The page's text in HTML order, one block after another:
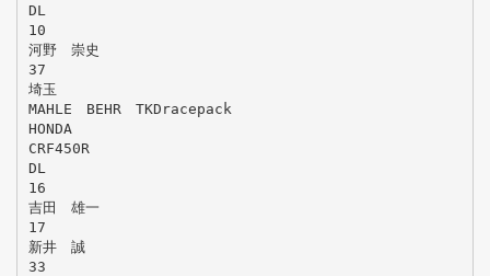
DL
10
河野 崇史
37
埼玉
MAHLE BEHR TKDracepack
HONDA
CRF450R
DL
16
吉田 雄一
17
新井 誠
33